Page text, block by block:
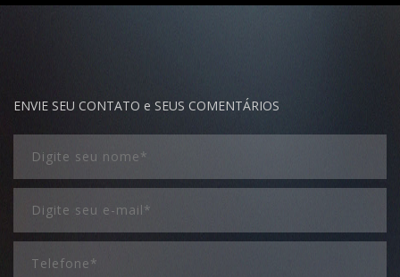
ENVIE SEU CONTATO e SEUS COMENTÁRIOS